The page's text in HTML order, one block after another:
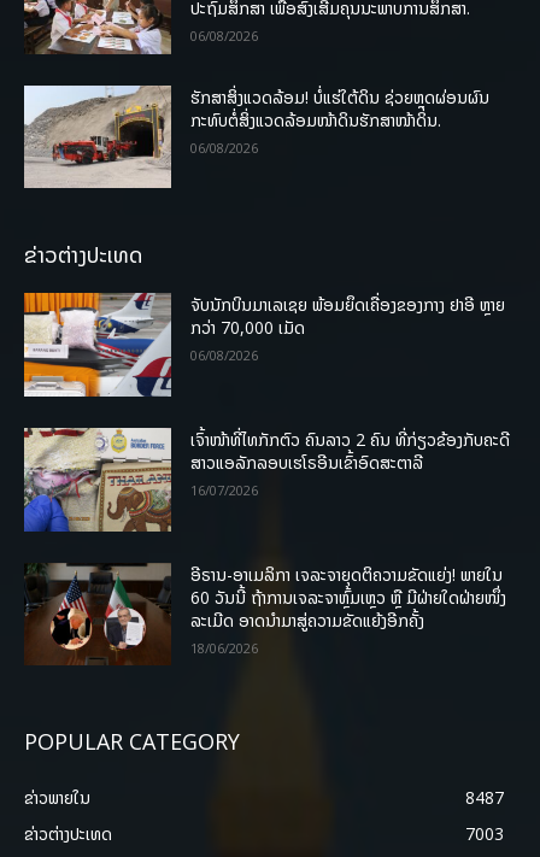
ປະຖົມສຶກສາ ເພື່ອສົ່ງເສີມຄຸນນະພາບການສຶກສາ.
06/08/2026
ຮັກສາສິ່ງແວດລ້ອມ! ບໍ່ແຮ່ໃຕ້ດິນ ຊ່ວຍຫຼຸດຜ່ອນຜົນ
ກະທົບຕໍ່ສິ່ງແວດລ້ອມໜ້າດິນຮັກສາໜ້າດິນ.
06/08/2026
ຂ່າວຕ່າງປະເທດ
ຈັບນັກບິນມາເລເຊຍ ພ້ອມຍຶດເຄື່ອງຂອງກາງ ຢາອີ ຫຼາຍ
ກວ່າ 70,000 ເມັດ
06/08/2026
ເຈົ້າໜ້າທີ່ໄທກັກຕົວ ຄົນລາວ 2 ຄົນ ທີ່ກ່ຽວຂ້ອງກັບຄະດີ
ສາວແອລັກລອບເຮໂຣອີນເຂົ້າອົດສະຕາລີ
16/07/2026
ອີຣານ-ອາເມລິກາ ເຈລະຈາຍຸດຕິຄວາມຂັດແຍ່ງ! ພາຍໃນ
60 ວັນນີ້ ຖ້າການເຈລະຈາຫຼົ້ມເຫຼວ ຫຼື ມີຝ່າຍໃດຝ່າຍໜຶ່ງ
ລະເມີດ ອາດນໍາມາສູ່ຄວາມຂັດແຍ້ງອີກຄັ້ງ
18/06/2026
POPULAR CATEGORY
ຂ່າວພາຍ​ໃນ
8487
ຂ່າວຕ່າງປະເທດ
7003